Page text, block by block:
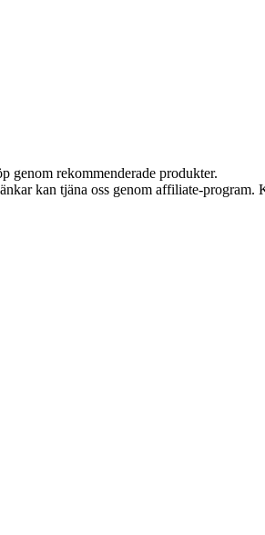
genom rekommenderade produkter.
kan tjäna oss genom affiliate-